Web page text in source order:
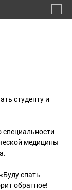
студенту и
специальности
медицины
спать
обратное!